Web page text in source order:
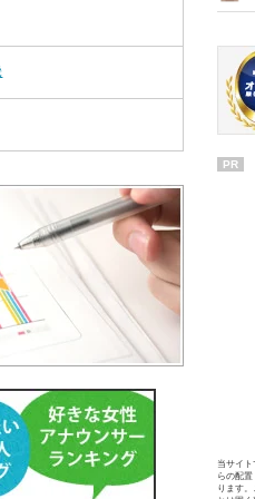
PR
当サイ
らの配
ります